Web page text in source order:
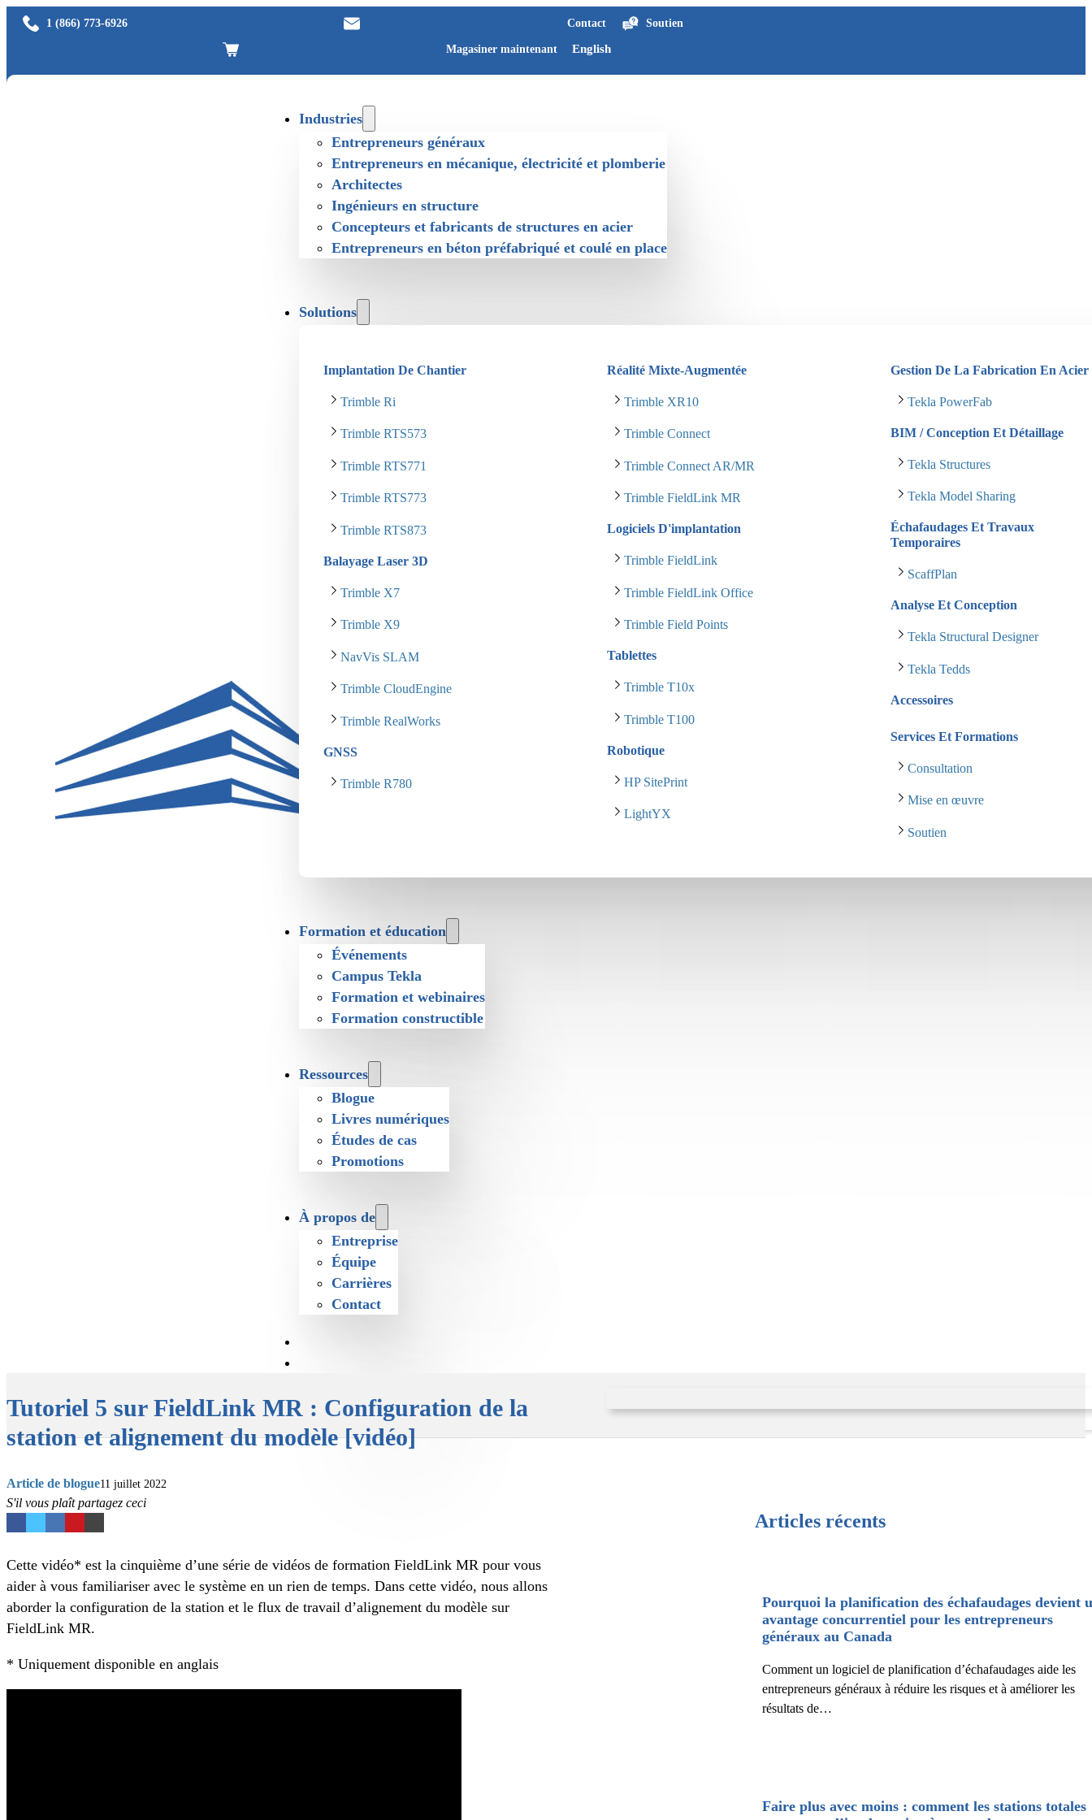
1 (866) 773-6926 Contact Soutien
Magasiner maintenant English
Industries
Entrepreneurs généraux
Entrepreneurs en mécanique, électricité et plomberie
Architectes
Ingénieurs en structure
Concepteurs et fabricants de structures en acier
Entrepreneurs en béton préfabriqué et coulé en place
Solutions
Implantation De Chantier
Trimble Ri
Trimble RTS573
Trimble RTS771
Trimble RTS773
Trimble RTS873
Balayage Laser 3D
Trimble X7
Trimble X9
NavVis SLAM
Trimble CloudEngine
Trimble RealWorks
GNSS
Trimble R780
Réalité Mixte-Augmentée
Trimble XR10
Trimble Connect
Trimble Connect AR/MR
Trimble FieldLink MR
Logiciels D'implantation
Trimble FieldLink
Trimble FieldLink Office
Trimble Field Points
Tablettes
Trimble T10x
Trimble T100
Robotique
HP SitePrint
LightYX
Gestion De La Fabrication En Acier
Tekla PowerFab
BIM / Conception Et Détaillage
Tekla Structures
Tekla Model Sharing
Échafaudages Et Travaux
Temporaires
ScaffPlan
Analyse Et Conception
Tekla Structural Designer
Tekla Tedds
Accessoires
Services Et Formations
Consultation
Mise en œuvre
Soutien
Formation et éducation
Événements
Campus Tekla
Formation et webinaires
Formation constructible
Ressources
Blogue
Livres numériques
Études de cas
Promotions
À propos de
Entreprise
Équipe
Carrières
Contact
Tutoriel 5 sur FieldLink MR : Configuration de la
station et alignement du modèle [vidéo]
Article de blogue11 juillet 2022
S'il vous plaît partagez ceci
Cette vidéo* est la cinquième d’une série de vidéos de formation FieldLink MR pour vous
aider à vous familiariser avec le système en un rien de temps. Dans cette vidéo, nous allons
aborder la configuration de la station et le flux de travail d’alignement du modèle sur
FieldLink MR.
* Uniquement disponible en anglais
Articles récents
Pourquoi la planification des échafaudages devient
avantage concurrentiel pour les entrepreneurs
généraux au Canada
Comment un logiciel de planification d’échafaudages aide les
entrepreneurs généraux à réduire les risques et à améliorer les
résultats de…
Faire plus avec moins : comment les stations totales